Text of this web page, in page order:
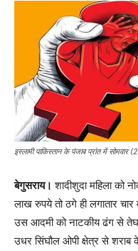
इस्लामी पाकिस्तान के पंजाब प्रांत में
बेगुसराय। शादीशुदा महिला को
लाख रुपये तो ठगे ही लगातार
उस आदमी को नाटकीय ढंग से
उधर सिंघौल ओपी क्षेत्र से शराब